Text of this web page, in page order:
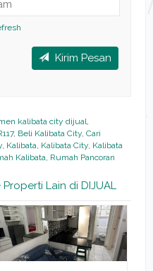
Kirim Pesan
kalibata city dijual,
, Beli Kalibata City, Cari
, Kalibata, Kalibata City, Kalibata
Kalibata, Rumah Pancoran
Properti Lain di DIJUAL